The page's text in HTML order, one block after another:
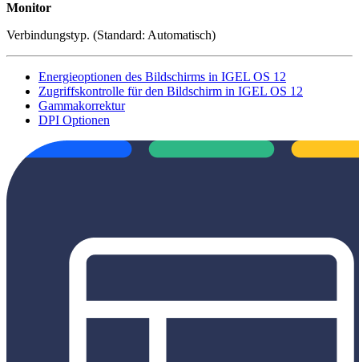
Monitor
Verbindungstyp. (Standard: Automatisch)
Energieoptionen des Bildschirms in IGEL OS 12
Zugriffskontrolle für den Bildschirm in IGEL OS 12
Gammakorrektur
DPI Optionen